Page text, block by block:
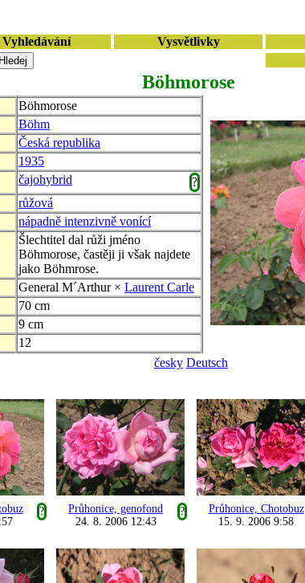
Vyhledávání Vysvětlivky
Böhmorose
Böhmorose
Böhm
Česká republika
1935
čajohybrid
?
růžová
nápadně intenzivně vonící
Šlechtitel dal růži jméno
Böhmorose, častěji ji však najdete
jako Böhmrose.
General M´Arthur × Laurent Carle
70 cm
9 cm
12
česky Deutsch
?
Průhonice, genofond
?
24. 8. 2006 12:43
Průhonice, Chotobuz
15. 9. 2006 9:58